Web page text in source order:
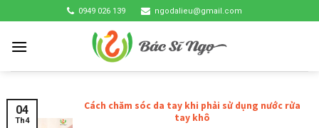
to
content
0949 026 139 ngodalieu@gmail.com
Cách chăm sóc da tay khi phải sử dụng nước rửa
tay khô
04
Th4